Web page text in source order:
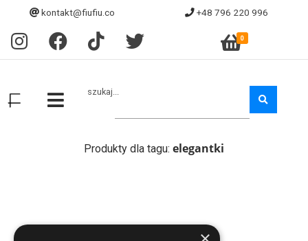
kontakt@fiufiu.co +48 796 220 996
0
szukaj...
Produkty dla tagu: elegantki